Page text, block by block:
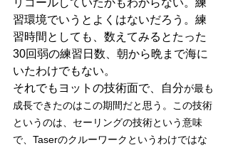
リコールしていたかもわからない。練
習環境でいうとよくはないだろう。練
習時間としても、数えてみるとたった
30回弱の練習日数、朝から晩まで海に
いたわけでもない。
それでもヨットの技術面で、自分が最も
成長できたのはこの期間だと思う。この技術
というのは、セーリングの技術という意味
で、Taserのクルーワークというわけではな